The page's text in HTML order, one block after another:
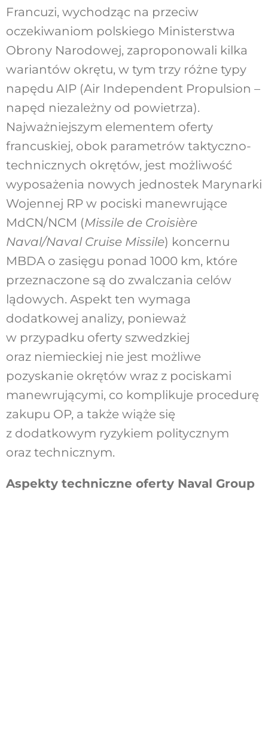
Francuzi, wychodząc na przeciw
oczekiwaniom polskiego Ministerstwa
Obrony Narodowej, zaproponowali kilka
wariantów okrętu, w tym trzy różne typy
napędu AIP (Air Independent Propulsion –
napęd niezależny od powietrza).
Najważniejszym elementem oferty
francuskiej, obok parametrów taktyczno-
technicznych okrętów, jest możliwość
wyposażenia nowych jednostek Marynarki
Wojennej RP w pociski manewrujące
MdCN/NCM (Missile de Croisière
Naval/Naval Cruise Missile) koncernu
MBDA o zasięgu ponad 1000 km, które
przeznaczone są do zwalczania celów
lądowych. Aspekt ten wymaga
dodatkowej analizy, ponieważ
w przypadku oferty szwedzkiej
oraz niemieckiej nie jest możliwe
pozyskanie okrętów wraz z pociskami
manewrującymi, co komplikuje procedurę
zakupu OP, a także wiąże się
z dodatkowym ryzykiem politycznym
oraz technicznym.
Aspekty techniczne oferty Naval Group